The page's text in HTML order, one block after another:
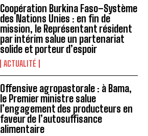
Coopération Burkina Faso–Système
des Nations Unies : en fin de
mission, le Représentant résident
par intérim salue un partenariat
solide et porteur d’espoir
ACTUALITÉ
Offensive agropastorale : à Bama,
le Premier ministre salue
l’engagement des producteurs en
faveur de l’autosuffisance
alimentaire